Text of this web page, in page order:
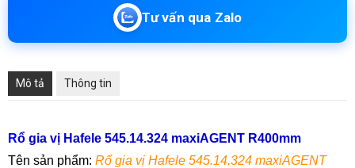
Tư vấn qua Zalo
Mô tả Thông tin
Rổ gia vị Hafele 545.14.324 maxiAGENT R400mm
Tên sản phẩm: Rổ gia vị Hafele 545.14.324 maxiAGENT